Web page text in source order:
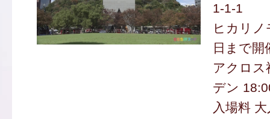
1-1-1
ヒカリ
日まで開
アクロス
デン
入場料